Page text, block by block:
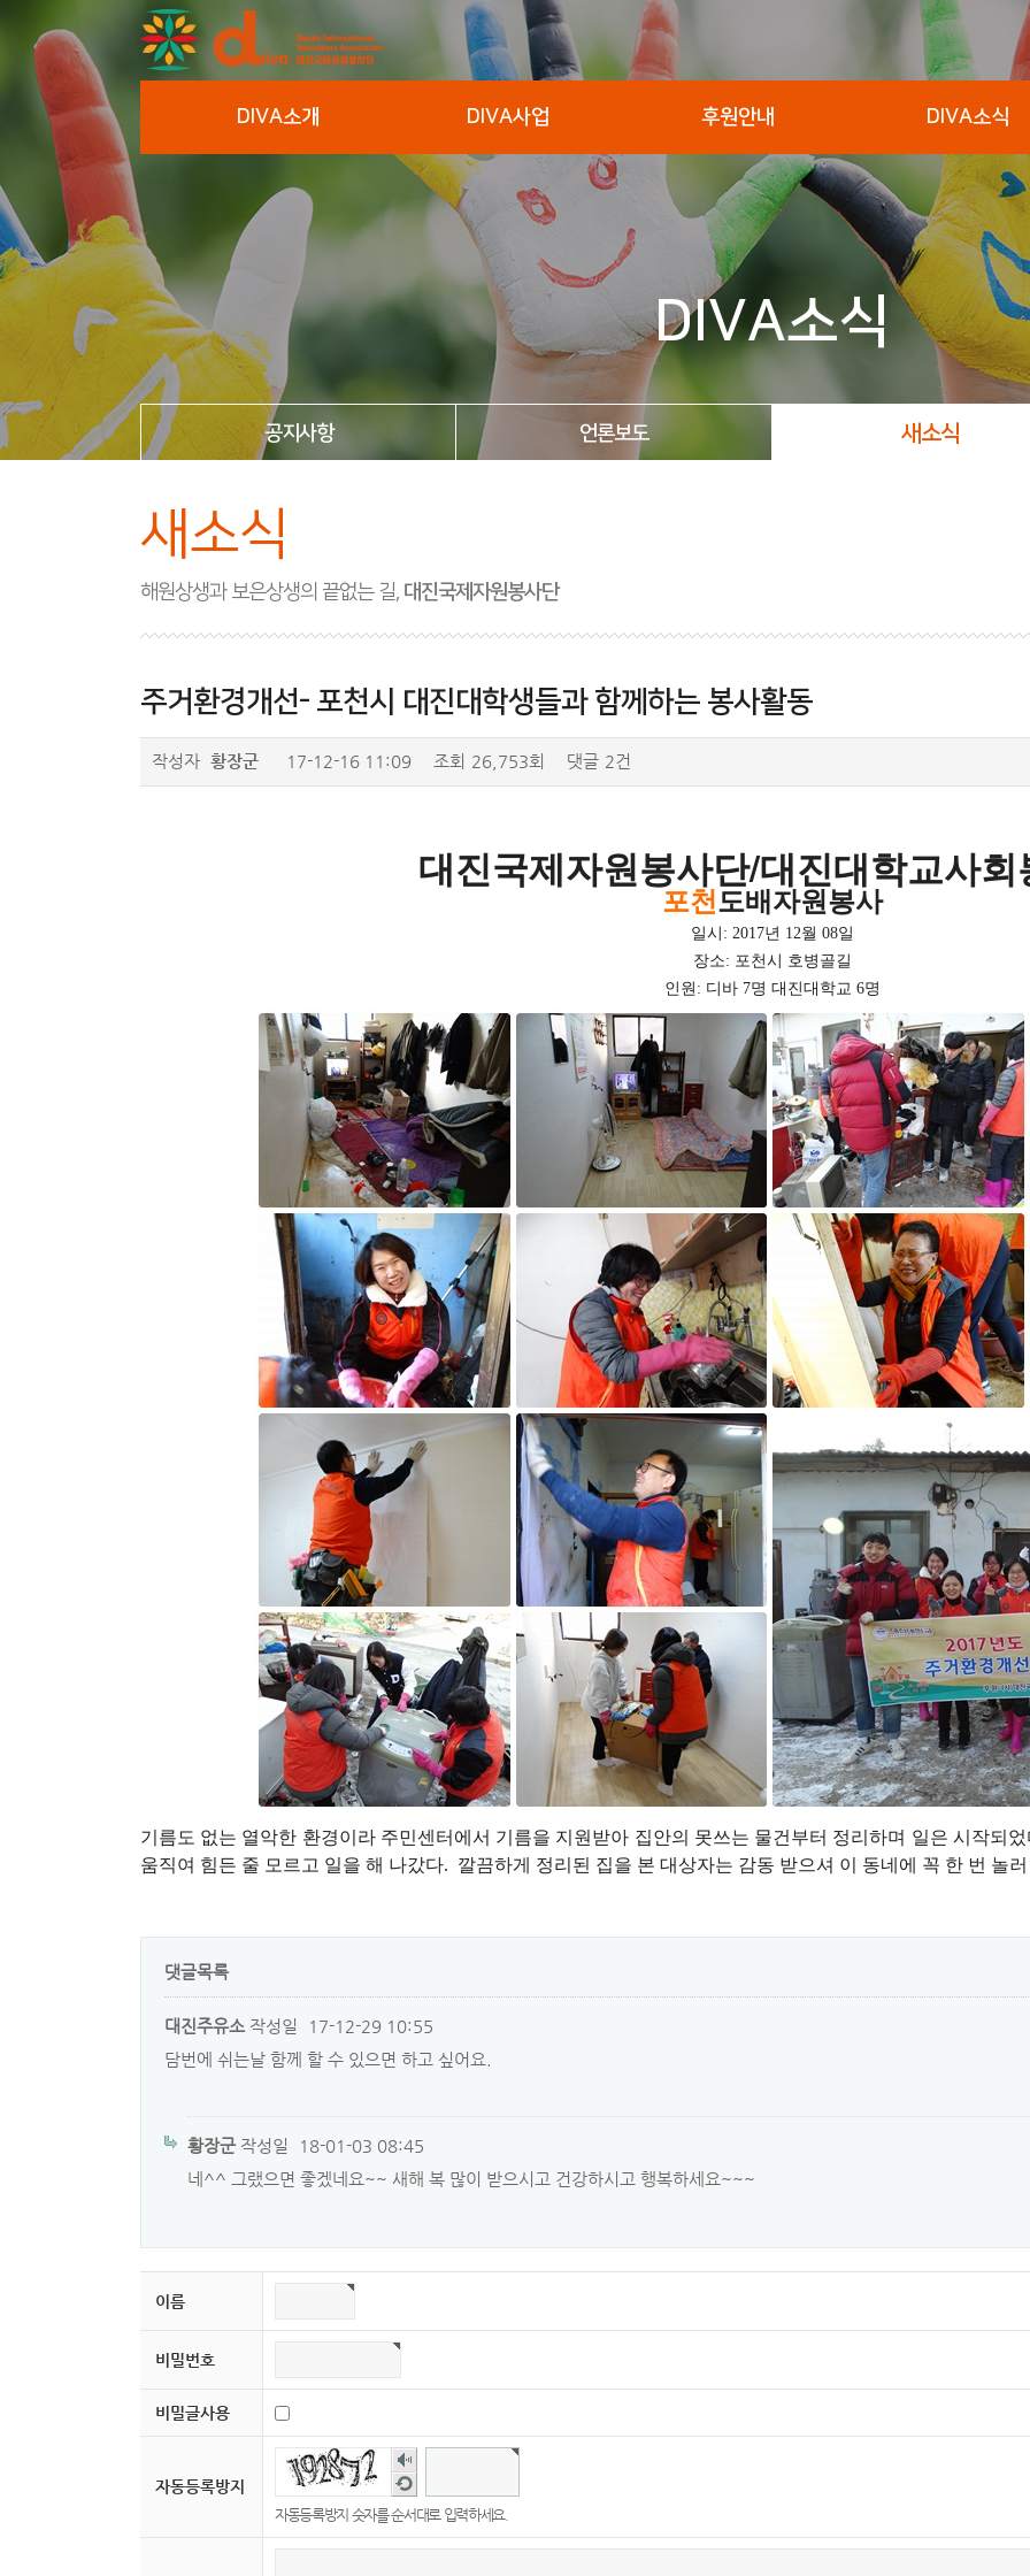
DIVA소개 DIVA사업 후원안내 DIVA소식
DIVA소식
공지사항 언론보도 새소식
새소식
해원상생과 보은상생의 끝없는 길, 대진국제자원봉사단
주거환경개선- 포천시 대진대학생들과 함께하는 봉사활동
작성자 황장군 17-12-16 11:09 조회 26,753회 댓글 2건
대진국제자원봉사단/대진대학교사회
포천도배자원봉사
일시: 2017년 12월 08일
장소: 포천시 호병골길
인원: 디바 7명 대진대학교 6명
기름도 없는 열악한 환경이라 주민센터에서 기름을 지원받아 집안의 못쓰는 물건부터 정리하며 일은 시작되
움직여 힘든 줄 모르고 일을 해 나갔다.  깔끔하게 정리된 집을 본 대상자는 감동 받으셔 이 동네에 꼭 한 번 놀
댓글목록
대진주유소 작성일
17-12-29 10:55
담번에 쉬는날 함께 할 수 있으면 하고 싶어요.
황장군 작성일
18-01-03 08:45
네^^ 그랬으면 좋겠네요~~ 새해 복 많이 받으시고 건강하시고 행복하세요~~~
이름
비밀번호
비밀글사용
자동등록방지
숫
자
음
성
듣
새
로
고
침
자동등록방지 숫자를 순서대로 입력하세요.